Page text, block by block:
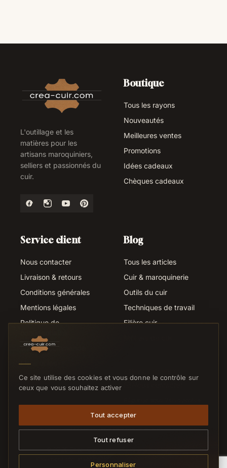
L'outillage et les
matières pour les
artisans maroquiniers,
selliers et passionnés du
cuir.
Boutique
Tous les rayons
Nouveautés
Meilleures ventes
Promotions
Idées cadeaux
Chèques cadeaux
Service client
Nous contacter
Livraison & retours
Conditions générales
Mentions légales
Politique de
Suivi de commande
Liens utiles
Blog
Tous les articles
Cuir & maroquinerie
Outils du cuir
Techniques de travail
Filière cuir
© 2026 Crea-Cuir.com — Tous droits réservés.
Ce site utilise des cookies et vous donne le contrôle sur
ceux que vous souhaitez activer
Tout accepter
Tout refuser
Personnaliser